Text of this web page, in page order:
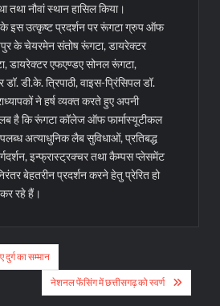
तथा नौवां स्थान हासिल किया।
के इस उत्कृष्ट प्रदर्शन पर रूंगटा ग्रुप ऑफ
के चेयरमेन संतोष रूंगटा, डायरेक्टर
डायरेक्टर एफएण्डए सोनल रूंगटा,
डी.के. त्रिपाठी, वाइस-प्रिंसिपल डॉ.
ने हर्ष व्यक्त करते हुए अपनी
है कि रूंगटा कॉलेज ऑफ फार्मास्यूटीकल
अत्याधुनिक लैब सुविधाओं, प्रतिबद्ध
इन्फ्रास्ट्रक्चर तथा कैम्पस प्लेसमेंट
बेहतरीन प्रदर्शन करने हेतु प्रेरित हो
कर रहे हैं।
का सम्मान
नेशनल फेंसिंग में छत्तीसगढ़ को स्वर्ण